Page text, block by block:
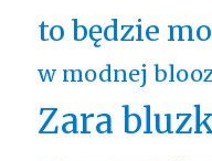
to będzie
w modnej
Zara